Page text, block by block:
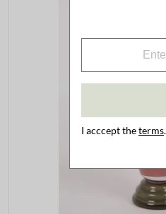
I acccept theterms.